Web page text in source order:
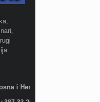
i Hercegovina;